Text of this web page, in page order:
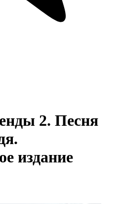
2. Песня
издание